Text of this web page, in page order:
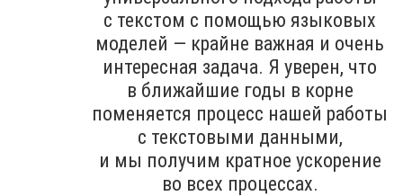
с текстом с помощью языковых
моделей — крайне важная и очень
интересная задача. Я уверен, что
в ближайшие годы в корне
поменяется процесс нашей работы
с текстовыми данными,
и мы получим кратное ускорение
во всех процессах.